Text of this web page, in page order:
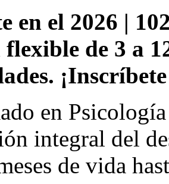
en el 2026 |
de 3 a
en
integral del
de vida